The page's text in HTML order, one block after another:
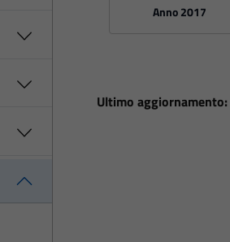
Anno 2017
Ultimo aggiornamento: